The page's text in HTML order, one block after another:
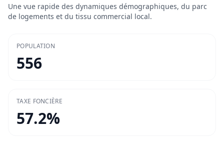
Une vue rapide des dynamiques démographiques, du parc
de logements et du tissu commercial local.
POPULATION
556
TAXE FONCIÈRE
57.2%